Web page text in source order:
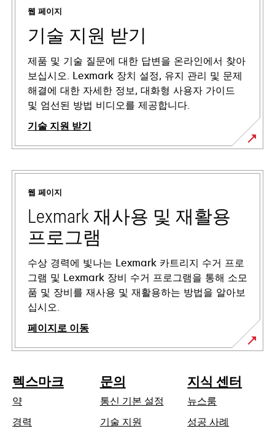
웹 페이지
기술 지원 받기
제품 및 기술 질문에 대한 답변을 온라인에서 찾아
보십시오. Lexmark 장치 설정, 유지 관리 및 문제
해결에 대한 자세한 정보, 대화형 사용자 가이드
및 엄선된 방법 비디오를 제공합니다.
기술 지원 받기
새
탭
웹 페이지
Lexmark 재사용 및 재활용
프로그램
수상 경력에 빛나는 Lexmark 카트리지 수거 프로
그램 및 Lexmark 장비 수거 프로그램을 통해 소모
품 및 장비를 재사용 및 재활용하는 방법을 알아보
십시오.
페이지로 이동
렉스마크
약
경력
문의
통신 기본 설정
기술 지원
지식 센터
뉴스룸
성공 사례